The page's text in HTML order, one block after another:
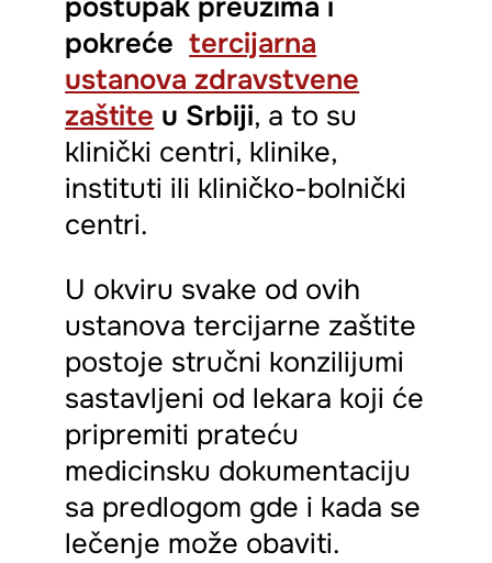
postupak preuzima i
pokreće tercijarna
ustanova zdravstvene
zaštite u Srbiji, a to su
klinički centri, klinike,
instituti ili kliničko-bolnički
centri.
U okviru svake od ovih
ustanova tercijarne zaštite
postoje stručni konzilijumi
sastavljeni od lekara koji će
pripremiti prateću
medicinsku dokumentaciju
sa predlogom gde i kada se
lečenje može obaviti.